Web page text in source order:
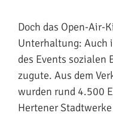
Doch das Open-Air-
Unterhaltung: Auch
des Events
zugute. Aus dem
wurden rund 4.500
Hertener